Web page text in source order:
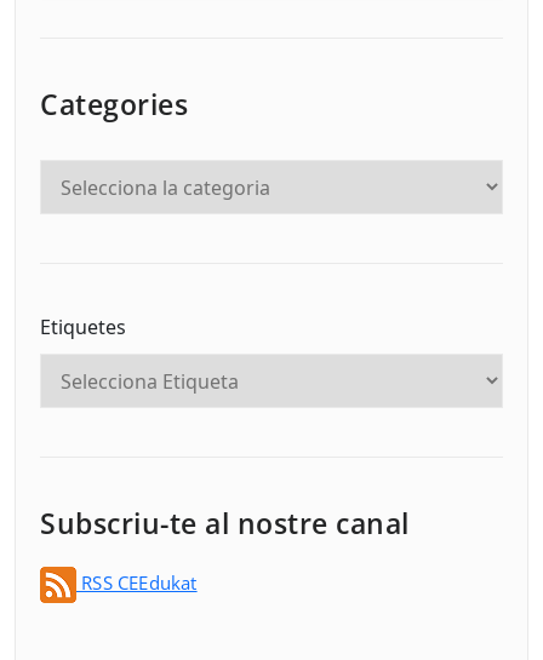
Categories
Etiquetes
Subscriu-te al nostre canal
RSS CEEdukat